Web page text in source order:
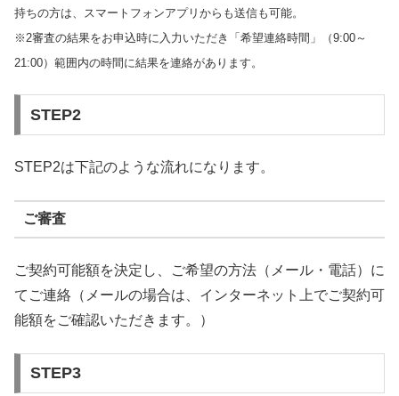
持ちの方は、スマートフォンアプリからも送信も可能。
※2審査の結果をお申込時に入力いただき「希望連絡時間」（9:00～
21:00）範囲内の時間に結果を連絡があります。
STEP2
STEP2は下記のような流れになります。
ご審査
ご契約可能額を決定し、ご希望の方法（メール・電話）に
てご連絡（メールの場合は、インターネット上でご契約可
能額をご確認いただきます。）
STEP3